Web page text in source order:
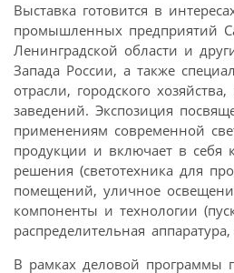
Выставка готовится в
промышленных предприятий
Ленинградской области и
Запада России, а также
отрасли, городского
заведений. Экспозиция
применениям современной
продукции и включает в себя
решения (светотехника для
помещений, уличное
компоненты и технологии
распределительная
В рамках деловой программы